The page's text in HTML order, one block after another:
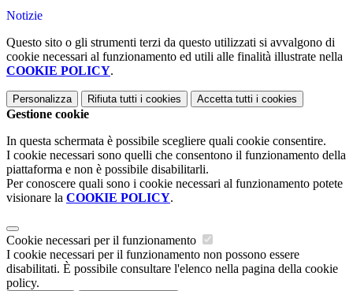
Notizie
Questo sito o gli strumenti terzi da questo utilizzati si avvalgono di
cookie necessari al funzionamento ed utili alle finalità illustrate nella
COOKIE POLICY.
Personalizza Rifiuta tutti i cookies Accetta tutti i cookies
Gestione cookie
In questa schermata è possibile scegliere quali cookie consentire.
I cookie necessari sono quelli che consentono il funzionamento della
piattaforma e non è possibile disabilitarli.
Per conoscere quali sono i cookie necessari al funzionamento potete
visionare la COOKIE POLICY.
Cookie necessari per il funzionamento
I cookie necessari per il funzionamento non possono essere
disabilitati. È possibile consultare l'elenco nella pagina della cookie
policy.